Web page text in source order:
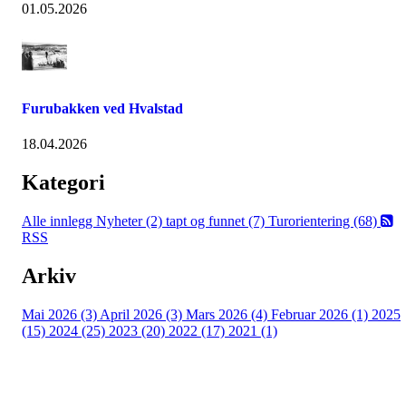
01.05.2026
Furubakken ved Hvalstad
18.04.2026
Kategori
Alle innlegg Nyheter (2) tapt og funnet (7) Turorientering (68)
RSS
Arkiv
Mai 2026 (3) April 2026 (3) Mars 2026 (4) Februar 2026 (1) 2025
(15) 2024 (25) 2023 (20) 2022 (17) 2021 (1)